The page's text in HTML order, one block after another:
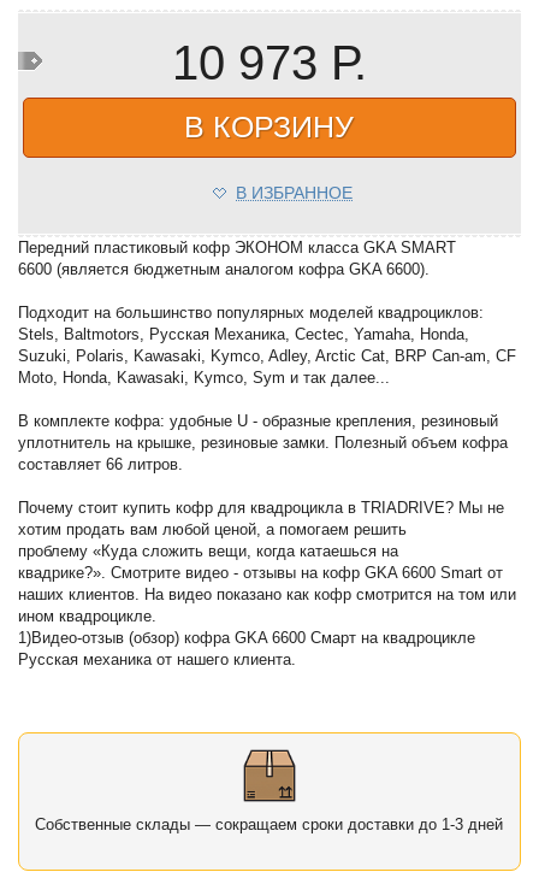
10 973 Р.
В КОРЗИНУ
В ИЗБРАННОЕ
Передний пластиковый кофр ЭКОНОМ класса GKA SMART
6600 (является бюджетным аналогом кофра GKA 6600).
Подходит на большинство популярных моделей квадроциклов:
Stels, Baltmotors, Русская Механика, Cectec, Yamaha, Honda,
Suzuki, Polaris, Kawasaki, Kymco, Adley, Arctic Cat, BRP Can-am, CF
Moto, Honda, Kawasaki, Kymco, Sym и так далее...
В комплекте кофра: удобные U - образные крепления, резиновый
уплотнитель на крышке, резиновые замки. Полезный объем кофра
составляет 66 литров.
Почему стоит купить кофр для квадроцикла в TRIADRIVE? Мы не
хотим продать вам любой ценой, а помогаем решить
проблему «Куда сложить вещи, когда катаешься на
квадрике?». Смотрите видео - отзывы на кофр GKA 6600 Smart от
наших клиентов. На видео показано как кофр смотрится на том или
ином квадроцикле.
1)Видео-отзыв (обзор) кофра GKA 6600 Смарт на квадроцикле
Русская механика от нашего клиента.
Собственные склады — сокращаем сроки доставки до 1-3 дней